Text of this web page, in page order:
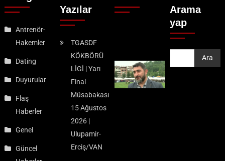
Antrenör-
Hakemler
Dating
Duyurular
Flaş
Haberler
Genel
Güncel
Yazılar
TGASDF
KÖKBÖRÜ
LİGİ | Yarı
Final
Müsabakası
15 Ağustos
2026 |
Ulupamir-
Erciş/VAN
Arama
yap
Ara